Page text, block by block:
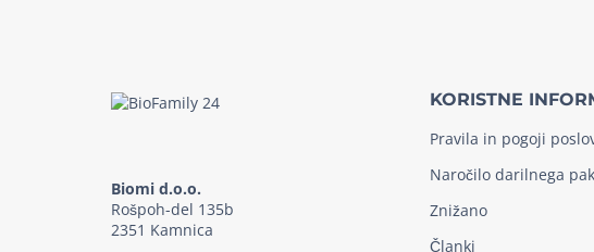
Biomi d.o.o.
Rošpoh-del 135b
2351 Kamnica
KORISTNE
Pravila in pogoji
Naročilo darilnega
Znižano
Članki